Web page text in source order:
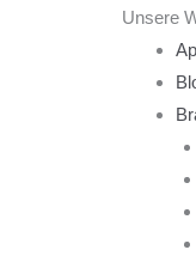
Unsere